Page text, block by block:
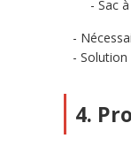
Sac
4.